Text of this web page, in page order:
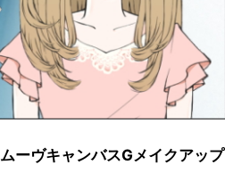
ムーヴキャンバスGメイクアップ